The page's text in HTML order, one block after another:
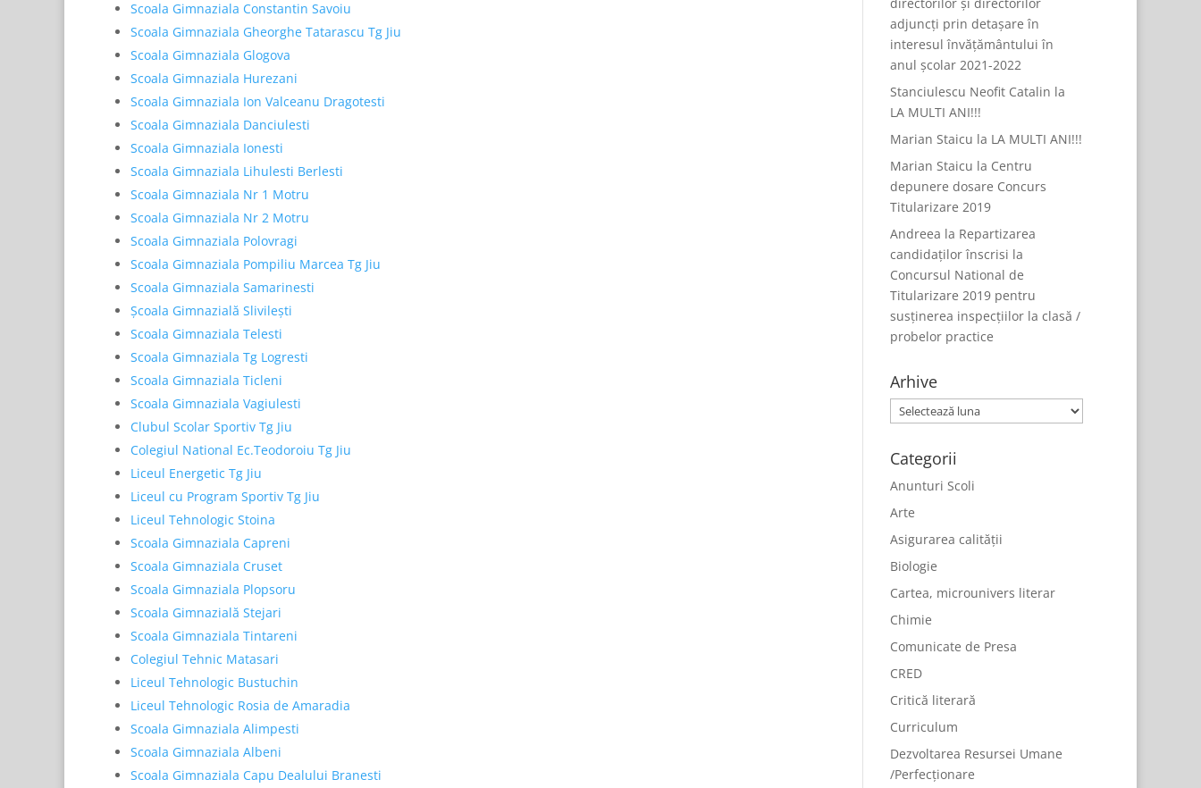
Scoala Gimnaziala Constantin Savoiu
Scoala Gimnaziala Gheorghe Tatarascu Tg Jiu
Scoala Gimnaziala Glogova
Scoala Gimnaziala Hurezani
Scoala Gimnaziala Ion Valceanu Dragotesti
Scoala Gimnaziala Danciulesti
Scoala Gimnaziala Ionesti
Scoala Gimnaziala Lihulesti Berlesti
Scoala Gimnaziala Nr 1 Motru
Scoala Gimnaziala Nr 2 Motru
Scoala Gimnaziala Polovragi
Scoala Gimnaziala Pompiliu Marcea Tg Jiu
Scoala Gimnaziala Samarinesti
Școala Gimnazială Slivilești
Scoala Gimnaziala Telesti
Scoala Gimnaziala Tg Logresti
Scoala Gimnaziala Ticleni
Scoala Gimnaziala Vagiulesti
Clubul Scolar Sportiv Tg Jiu
Colegiul National Ec.Teodoroiu Tg Jiu
Liceul Energetic Tg Jiu
Liceul cu Program Sportiv Tg Jiu
Liceul Tehnologic Stoina
Scoala Gimnaziala Capreni
Scoala Gimnaziala Cruset
Scoala Gimnaziala Plopsoru
Scoala Gimnazială Stejari
Scoala Gimnaziala Tintareni
Colegiul Tehnic Matasari
Liceul Tehnologic Bustuchin
Liceul Tehnologic Rosia de Amaradia
Scoala Gimnaziala Alimpesti
Scoala Gimnaziala Albeni
Scoala Gimnaziala Capu Dealului Branesti
adjuncți prin detașare în
interesul învățământului în
anul școlar 2021-2022
Stanciulescu Neofit Catalin la
LA MULTI ANI!!!
Marian Staicu la LA MULTI ANI!!!
Marian Staicu la Centru
depunere dosare Concurs
Titularizare 2019
Andreea la Repartizarea
candidaților înscrisi la
Concursul National de
Titularizare 2019 pentru
susținerea inspecțiilor la clasă /
probelor practice
Arhive
Arhive
Categorii
Anunturi Scoli
Arte
Asigurarea calității
Biologie
Cartea, microunivers literar
Chimie
Comunicate de Presa
CRED
Critică literară
Curriculum
Dezvoltarea Resursei Umane
/Perfecționare